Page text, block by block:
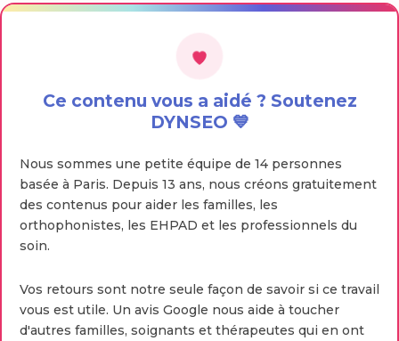
Ce contenu vous a aidé ? Soutenez
DYNSEO 💙
Nous sommes une petite équipe de 14 personnes
basée à Paris. Depuis 13 ans, nous créons gratuitement
des contenus pour aider les familles, les
orthophonistes, les EHPAD et les professionnels du
soin.
Vos retours sont notre seule façon de savoir si ce travail
vous est utile. Un avis Google nous aide à toucher
d'autres familles, soignants et thérapeutes qui en ont